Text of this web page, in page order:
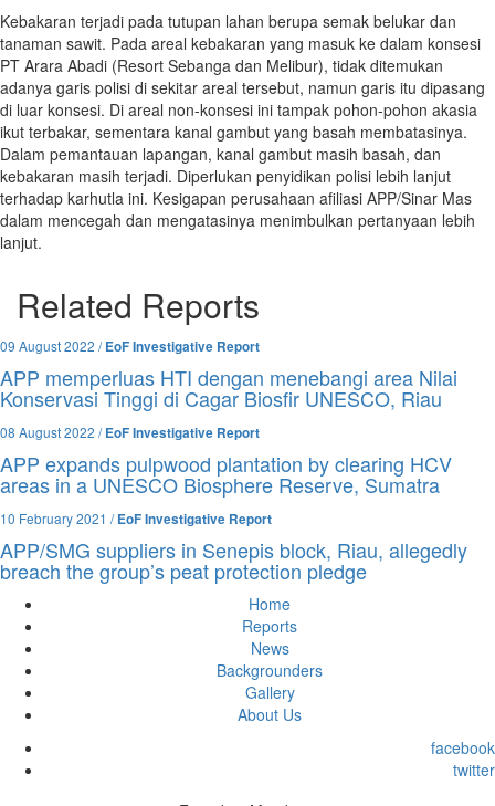
Kebakaran terjadi pada tutupan lahan berupa semak belukar dan
tanaman sawit. Pada areal kebakaran yang masuk ke dalam konsesi
PT Arara Abadi (Resort Sebanga dan Melibur), tidak ditemukan
adanya garis polisi di sekitar areal tersebut, namun garis itu dipasang
di luar konsesi. Di areal non-konsesi ini tampak pohon-pohon akasia
ikut terbakar, sementara kanal gambut yang basah membatasinya.
Dalam pemantauan lapangan, kanal gambut masih basah, dan
kebakaran masih terjadi. Diperlukan penyidikan polisi lebih lanjut
terhadap karhutla ini. Kesigapan perusahaan afiliasi APP/Sinar Mas
dalam mencegah dan mengatasinya menimbulkan pertanyaan lebih
lanjut.
Related Reports
09 August 2022 /EoF Investigative Report
APP memperluas HTI dengan menebangi area Nilai
Konservasi Tinggi di Cagar Biosfir UNESCO, Riau
08 August 2022 /EoF Investigative Report
APP expands pulpwood plantation by clearing HCV
areas in a UNESCO Biosphere Reserve, Sumatra
10 February 2021 /EoF Investigative Report
APP/SMG suppliers in Senepis block, Riau, allegedly
breach the group’s peat protection pledge
Home
Reports
News
Backgrounders
Gallery
About Us
facebook
twitter